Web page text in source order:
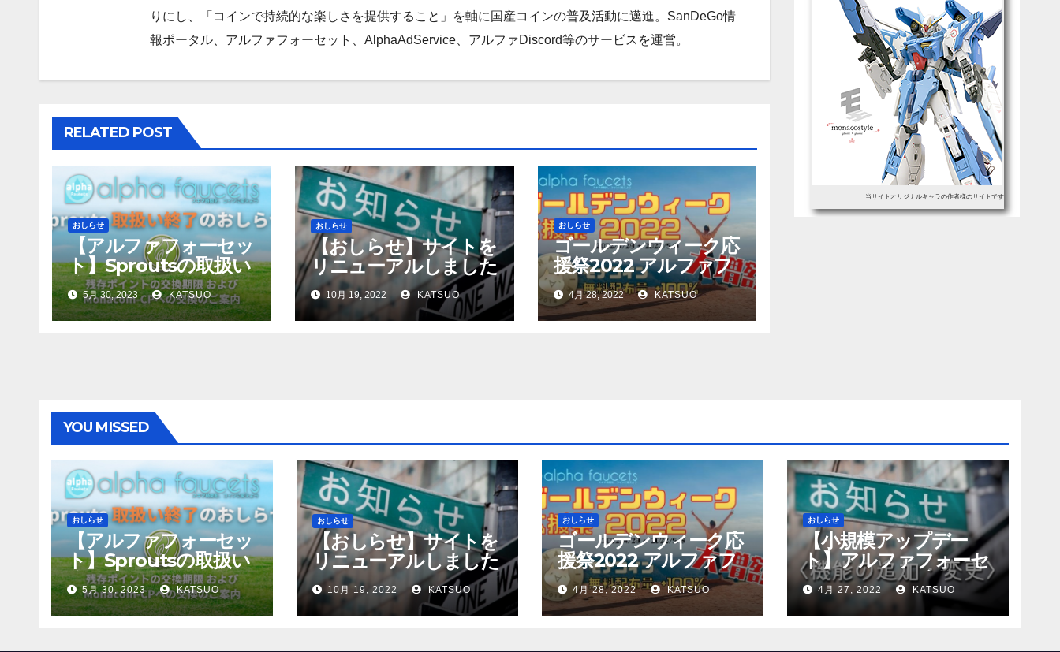
りにし、「コインで持続的な楽しさを提供すること」を軸に国産コインの普及活動に邁進。SanDeGo情
報ポータル、アルファフォーセット、AlphaAdService、アルファDiscord等のサービスを運営。
RELATED POST
おしらせ
【アルファフォーセッ
ト】Sproutsの取扱い
終了について
5月 30, 2023 KATSUO
おしらせ
【おしらせ】サイトを
リニューアルしました
10月 19, 2022 KATSUO
おしらせ
ゴールデンウィーク応
援祭2022 アルファフ
ォーセットでモナコイ
ン配布量+100%！
4月 28, 2022 KATSUO
当サイトオリジナルキャラの作者様のサイトです
YOU MISSED
おしらせ
【アルファフォーセッ
ト】Sproutsの取扱い
終了について
5月 30, 2023 KATSUO
おしらせ
【おしらせ】サイトを
リニューアルしました
10月 19, 2022 KATSUO
おしらせ
ゴールデンウィーク応
援祭2022 アルファフ
ォーセットでモナコイ
ン配布量+100%！
4月 28, 2022 KATSUO
おしらせ
【小規模アップデー
ト】アルファフォーセ
ット ポイント交換バ
グ修正
4月 27, 2022 KATSUO